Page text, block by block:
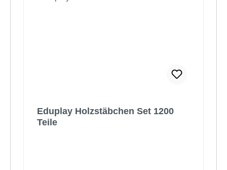
Eduplay Holzstäbchen Set 1200
Teile